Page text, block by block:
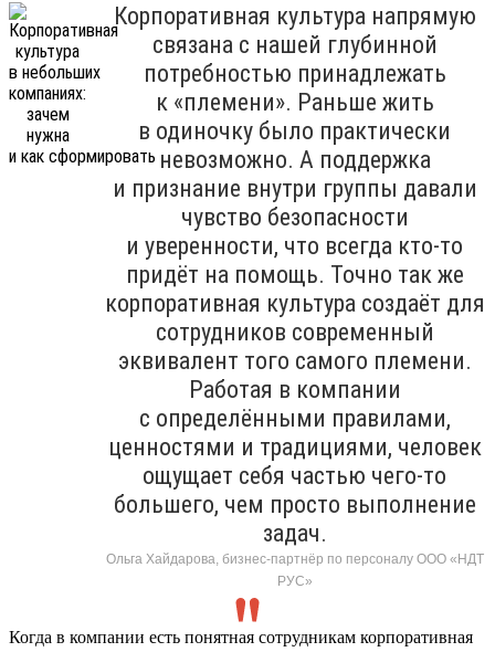
Корпоративная культура напрямую
связана с нашей глубинной
потребностью принадлежать
к «племени». Раньше жить
в одиночку было практически
невозможно. А поддержка
и признание внутри группы давали
чувство безопасности
и уверенности, что всегда кто-то
придёт на помощь. Точно так же
корпоративная культура создаёт для
сотрудников современный
эквивалент того самого племени.
Работая в компании
с определёнными правилами,
ценностями и традициями, человек
ощущает себя частью чего-то
большего, чем просто выполнение
задач.
Ольга Хайдарова, бизнес-партнёр по персоналу ООО «НДТ
РУС»
Когда в компании есть понятная сотрудникам корпоративная